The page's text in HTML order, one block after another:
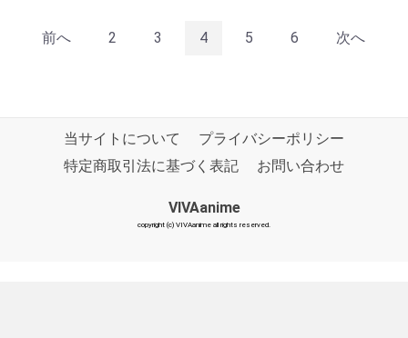
前へ 2 3 4 5 6 次へ
当サイトについて
プライバシーポリシー
特定商取引法に基づく表記
お問い合わせ
VIVAanime
copyright (c) VIVAanime all rights reserved.